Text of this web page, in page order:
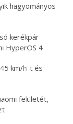
hagyományos
kerékpár
HyperOS 4
km/h-t és
felületét,